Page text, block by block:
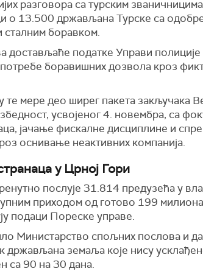
разговора са турским
о 13.500 држављана Турске са
боравком.
достављаће податке Управи полиције
боравишних дозвола кроз
те мере део ширег пакета закључака
усвојеног 4. новембра, са
јачање фискалне дисциплине и
оснивање неактивних компанија.
у Црној Гори
послује 31.814 предузећа у
приходом од готово 199
подаци Пореске управе.
Министарство спољних послова и
држављана земаља које нису
са 90 на 30 дана.